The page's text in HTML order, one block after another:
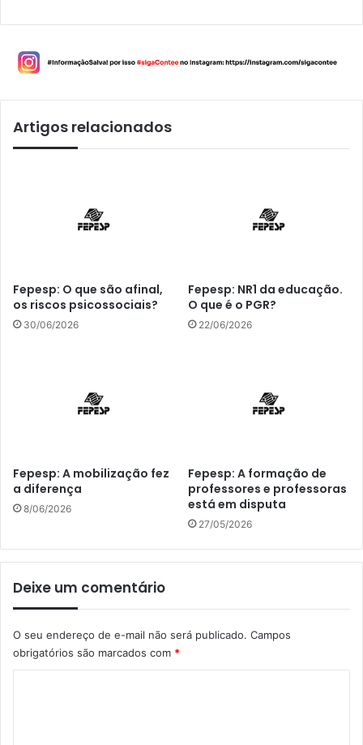
Artigos relacionados
Fepesp: O que são afinal,
os riscos psicossociais?
30/06/2026
Fepesp: NR1 da educação.
O que é o PGR?
22/06/2026
Fepesp: A mobilização fez
a diferença
8/06/2026
Fepesp: A formação de
professores e professoras
está em disputa
27/05/2026
Deixe um comentário
O seu endereço de e-mail não será publicado. Campos
obrigatórios são marcados com *